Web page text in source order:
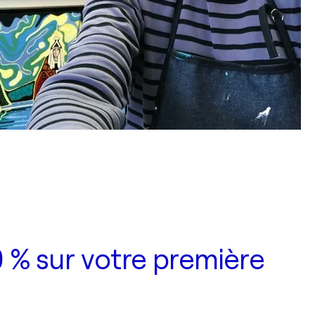
sur votre première